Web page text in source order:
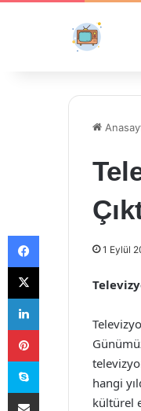
1 Eylül
hangi
kültürel
Facebook
X
LinkedIn
Pinterest
Skype
E-Posta ile paylaş